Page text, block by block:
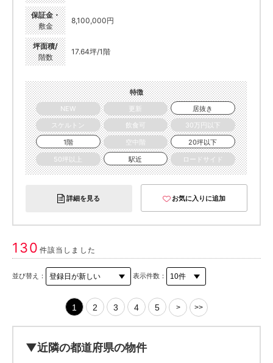
保証金・
敷金
8,100,000円
坪面積/
階数
17.64坪/1階
特徴
NEW
更新
居抜き
スケルトン
飲食可
30万円以下
1階
空中階
20坪以下
50坪以上
駅近 ロードサイド
詳細を見る お気に入りに追加
130 件該当しました
並び替え： 表示件数：
1 2 3 4 5 > >>
▼近隣の都道府県の物件